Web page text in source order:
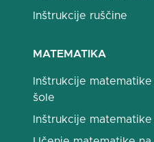
Inštrukcije ruščine
MATEMATIKA
Inštrukcije
šole
Inštrukcije